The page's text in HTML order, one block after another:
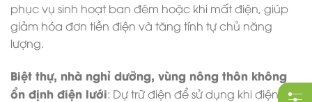
phục vụ sinh hoạt ban đêm hoặc khi mất điện, giúp
giảm hóa đơn tiền điện và tăng tính tự chủ năng
lượng.
Biệt thự, nhà nghỉ dưỡng, vùng nông thôn không
ổn định điện lưới: Dự trữ điện để sử dụng khi điện lưới